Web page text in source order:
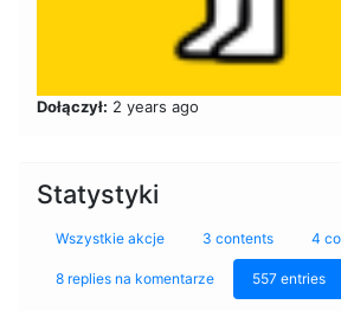
Dołączył: 2 years ago
Statystyki
Wszystkie akcje 3 contents 4
8 replies na komentarze 557 entries